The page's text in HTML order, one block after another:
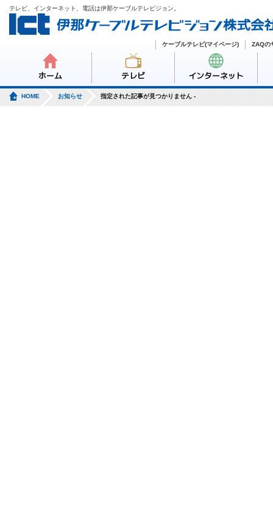
テレビ、インターネット、電話は伊那ケーブルテレビジョン。
ホーム テレビ インターネット
ZAQの
ケーブルテレビ(マイページ)
HOME お知らせ 指定された記事が見つかりません -